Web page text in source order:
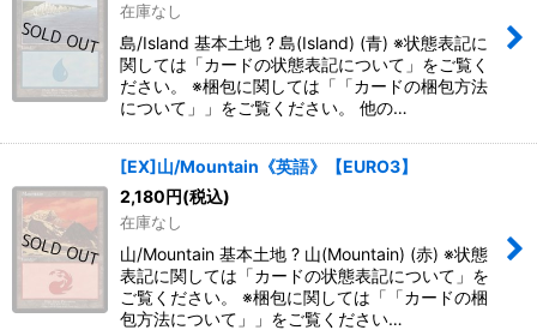
在庫なし
島/Island 基本土地 ? 島(Island) (青) ※状態表記に
関しては「カードの状態表記について」をご覧く
ださい。 ※梱包に関しては「「カードの梱包方法
について」」をご覧ください。 他の…
[EX]山/Mountain《英語》【EURO3】
2,180円(税込)
在庫なし
山/Mountain 基本土地 ? 山(Mountain) (赤) ※状態
表記に関しては「カードの状態表記について」を
ご覧ください。 ※梱包に関しては「「カードの梱
包方法について」」をご覧ください…